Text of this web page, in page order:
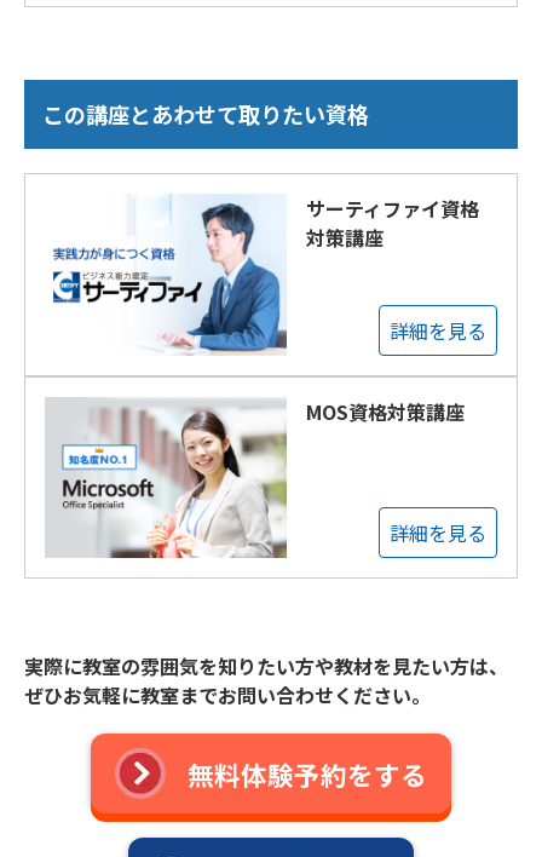
この講座とあわせて取りたい資格
サーティファイ資格
対策講座
詳細を見る
MOS資格対策講座
詳細を見る
実際に教室の雰囲気を知りたい方や教材を見たい方は、
ぜひお気軽に教室までお問い合わせください。
無料体験予約をする